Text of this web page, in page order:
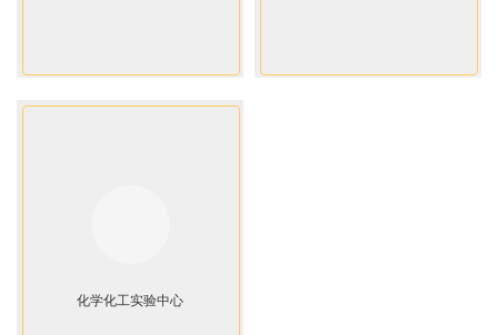
化学化工实验中心